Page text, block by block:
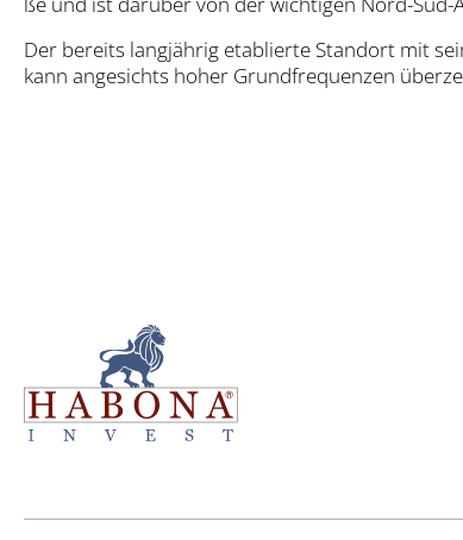
Der bereits lang­jäh­rig eta­blier­te Stand­ort mit
kann ange­sichts hoher Grund­fre­quen­zen